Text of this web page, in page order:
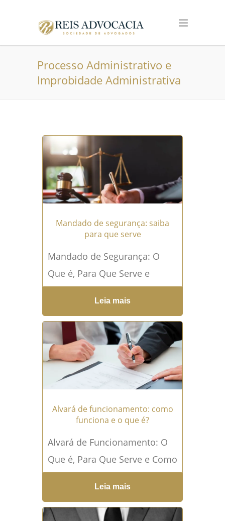
Processo Administrativo e
Improbidade Administrativa
Mandado de segurança: saiba
para que serve
Mandado de Segurança: O
Que é, Para Que Serve e
Quando Solicitar Proteja seus
direitos contra abusos do
Poder Público com o...Leia
mais →
Leia mais
Alvará de funcionamento: como
funciona e o que é?
Alvará de Funcionamento: O
Que é, Para Que Serve e Como
Funciona Entenda a
Importância do Alvará de
Funcionamento para Seu
Leia mais